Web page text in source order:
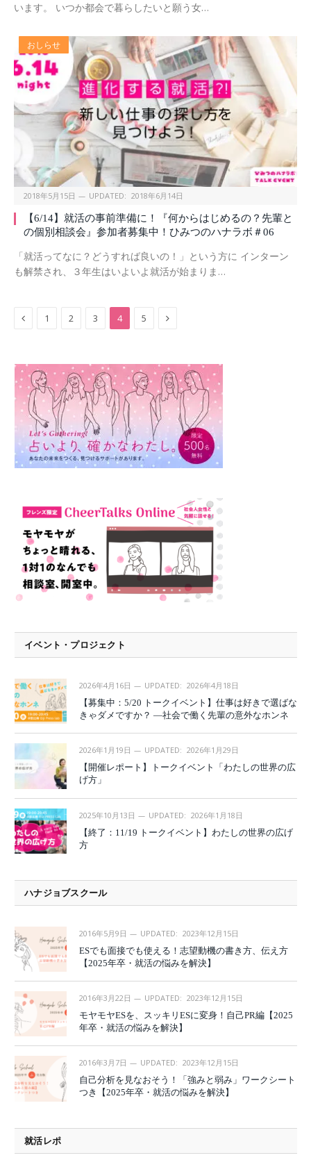
います。 いつか都会で暮らしたいと願う女…
おしらせ
2018年5月15日 UPDATED: 2018年6月14日
【6/14】就活の事前準備に！『何からはじめるの？先輩と
の個別相談会』参加者募集中！ひみつのハナラボ＃06
「就活ってなに？どうすれば良いの！」という方に インターン
も解禁され、３年生はいよいよ就活が始まりま…
Previous
1 2 3 4 5 Next
イベント・プロジェクト
2026年4月16日 UPDATED: 2026年4月18日
【募集中：5/20 トークイベント】仕事は好きで選ばな
きゃダメですか？ —社会で働く先輩の意外なホンネ
2026年1月19日 UPDATED: 2026年1月29日
【開催レポート】トークイベント「わたしの世界の広
げ方」
2025年10月13日 UPDATED: 2026年1月18日
【終了：11/19 トークイベント】わたしの世界の広げ
方
ハナジョブスクール
2016年5月9日 UPDATED: 2023年12月15日
ESでも面接でも使える！志望動機の書き方、伝え方
【2025年卒・就活の悩みを解決】
2016年3月22日 UPDATED: 2023年12月15日
モヤモヤESを、スッキリESに変身！自己PR編【2025
年卒・就活の悩みを解決】
2016年3月7日 UPDATED: 2023年12月15日
自己分析を見なおそう！「強みと弱み」ワークシート
つき【2025年卒・就活の悩みを解決】
就活レポ